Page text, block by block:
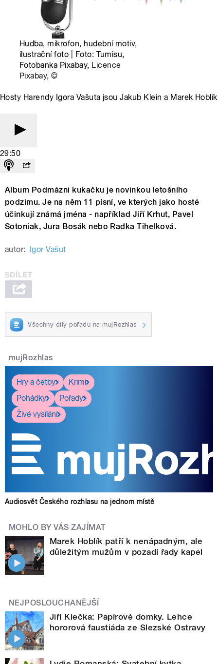
Hudba, mikrofon, hudební motiv,
ilustrační foto | Foto: Tumisu,
Fotobanka Pixabay, Licence
Pixabay,©
Hosty Harendy Igora Vašuta jsou Jakub Klein a Marek Hoblík
29:50
Album Podmázni kukačku je novinkou letošního
podzimu. Je na něm 11 písní, ve kterých jako hosté
účinkují známá jména - například Jiří Krhut, Pavel
Sotoniak, Jura Bosák nebo Radka Tihelková.
autor: Igor Vašut
Všechny díly pořadu na mujRozhlas
mujRozhlas
Hry a četby
Krimi
Pohádky
Pořady
Živé vysílání
Audiosvět Českého rozhlasu na jednom místě
MOHLO BY VÁS ZAJÍMAT
Marek Hoblík patří k nenápadným, ale
důležitým mužům v pozadí řady kapel
NEJPOSLOUCHANĚJŠÍ
Jiří Klečka: Papírové domky. Lehce
hororová faustiáda ze Slezské Ostravy